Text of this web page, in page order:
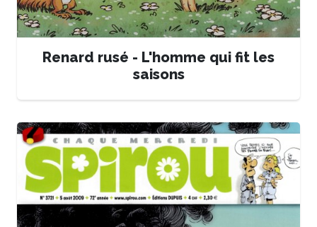
Renard rusé - L'homme qui fit les
saisons